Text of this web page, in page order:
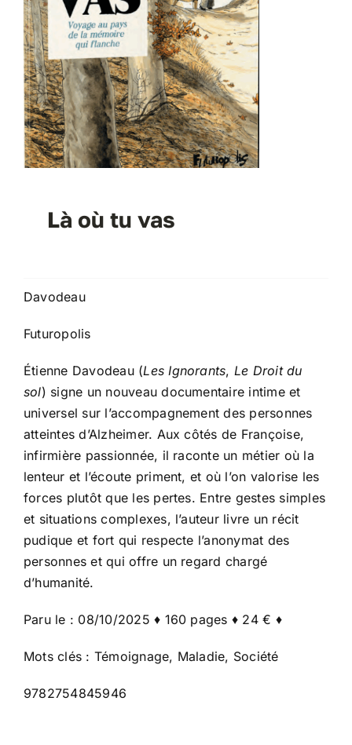
Là où tu vas
Davodeau
Futuropolis
Étienne Davodeau (Les Ignorants, Le Droit du
sol) signe un nouveau documentaire intime et
universel sur l’accompagnement des personnes
atteintes d’Alzheimer. Aux côtés de Françoise,
infirmière passionnée, il raconte un métier où la
lenteur et l’écoute priment, et où l’on valorise les
forces plutôt que les pertes. Entre gestes simples
et situations complexes, l’auteur livre un récit
pudique et fort qui respecte l’anonymat des
personnes et qui offre un regard chargé
d’humanité.
Paru le : 08/10/2025 ♦ 160 pages ♦ 24 € ♦
Mots clés : Témoignage, Maladie, Société
9782754845946